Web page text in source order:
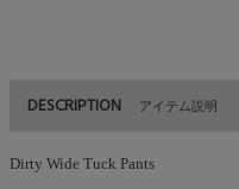
DESCRIPTION アイテム説明
Dirty Wide Tuck Pants